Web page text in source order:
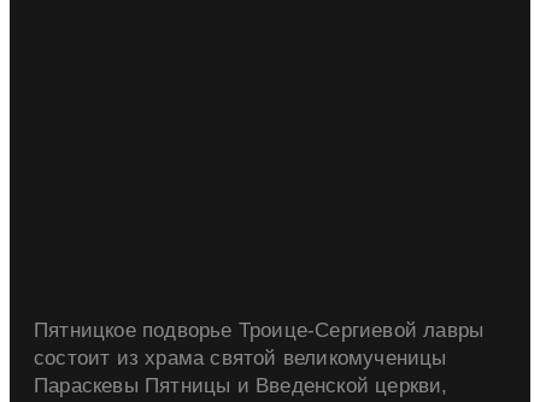
Пятницкое подворье Троице-Сергиевой лавры
состоит из храма святой великомученицы
Параскевы Пятницы и Введенской церкви,